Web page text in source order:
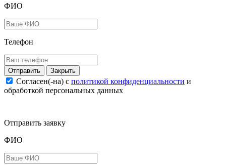
ФИО
Телефон
Закрыть
Согласен(-на) c политикой конфиденциальности и
обработкой персональных данных
Отправить заявку
ФИО